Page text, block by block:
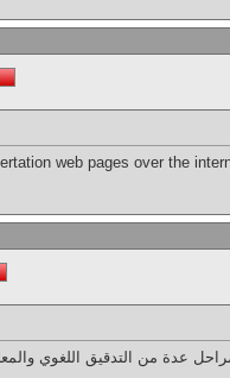
web pages over the
عدة من التدقيق اللغوي